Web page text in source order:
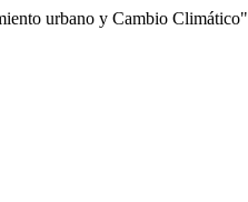
urbano y Cambio Climático"